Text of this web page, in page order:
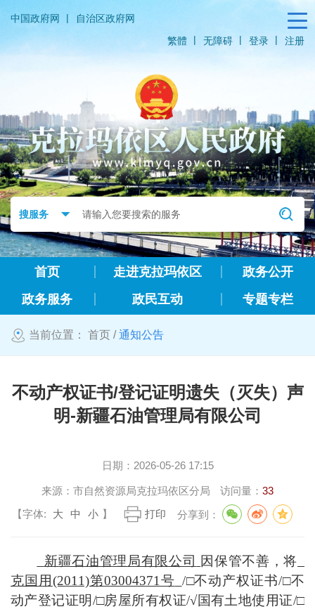
中国政府网 |
自治区政府网
繁體
| 无障碍 | 登录 | 注册
首页 走进克拉玛依区
政务公开
政务服务
政民互动 专题专栏
当前位置： 首页 /通知公告
不动产权证书/登记证明遗失（灭失）声
明-新疆石油管理局有限公司
日期： 2026-05-26 17:15
来源： 市自然资源局克拉玛依区分局 访问量： 33
【字体:
大 中 小 】 打印 分享到：
新疆石油管理局有限公司 因保管不善，将
克国用(2011)第03004371号 /□不动产权证书/□不
动产登记证明/□房屋所有权证/√国有土地使用证/□